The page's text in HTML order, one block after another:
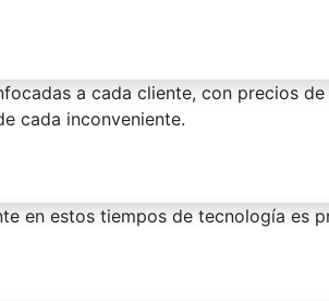
a cada cliente, con precios
cada inconveniente.
en estos tiempos de tecnología es